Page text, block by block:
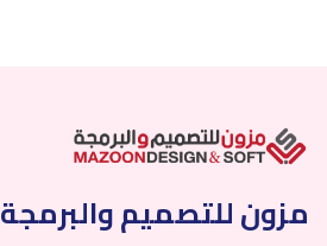
مزون للتصميم والبرمجة